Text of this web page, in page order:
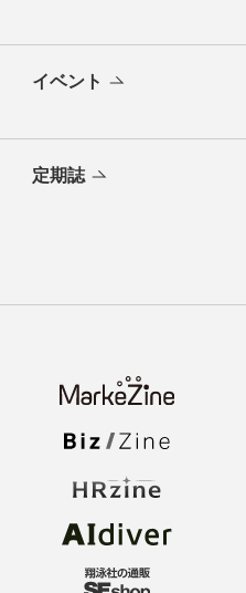
イベント
定期誌